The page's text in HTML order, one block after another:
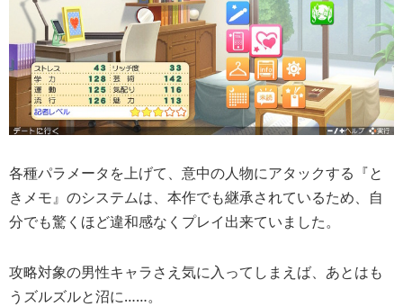
各種パラメータを上げて、意中の人物にアタックする『と
きメモ』のシステムは、本作でも継承されているため、自
分でも驚くほど違和感なくプレイ出来ていました。
攻略対象の男性キャラさえ気に入ってしまえば、あとはも
うズルズルと沼に……。